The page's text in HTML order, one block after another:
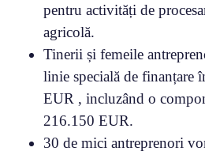
pentru activități de
agricolă.
Tinerii și femeile
linie specială de finanțare
EUR , incluzând o
216.150 EUR.
30 de mici antreprenori